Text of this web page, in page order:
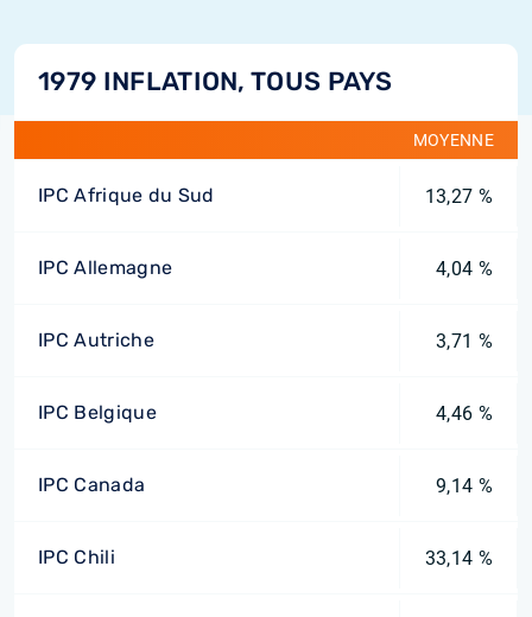
1979 INFLATION, TOUS PAYS
MOYENNE
IPC Afrique du Sud 13,27 %
IPC Allemagne 4,04 %
IPC Autriche 3,71 %
IPC Belgique 4,46 %
IPC Canada 9,14 %
IPC Chili 33,14 %